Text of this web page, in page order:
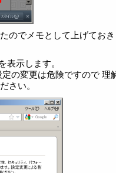
のでメモとして上げてお
表示します。
の変更は危険ですので 理
さい。